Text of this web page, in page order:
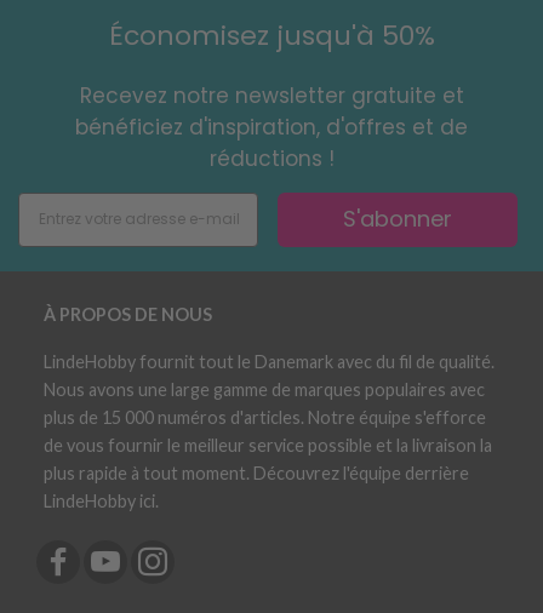
Économisez jusqu'à 50%
Recevez notre newsletter gratuite et
bénéficiez d'inspiration, d'offres et de
réductions !
S'abonner
À PROPOS DE NOUS
LindeHobby fournit tout le Danemark avec du fil de qualité.
Nous avons une large gamme de marques populaires avec
plus de 15 000 numéros d'articles. Notre équipe s'efforce
de vous fournir le meilleur service possible et la livraison la
plus rapide à tout moment. Découvrez l'équipe derrière
LindeHobby ici.